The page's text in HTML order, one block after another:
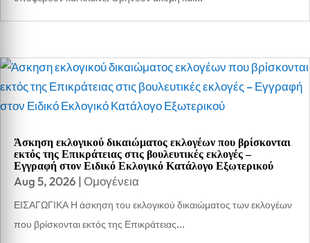
Άσκηση εκλογικού δικαιώματος εκλογέων που βρίσκονται
εκτός της Επικράτειας στις βουλευτικές εκλογές –
Εγγραφή στον Ειδικό Εκλογικό Κατάλογο Εξωτερικού
Aug 5, 2026 |Ομογένεια
ΕΙΣΑΓΩΓΙΚΑ Η άσκηση του εκλογικού δικαιώματος των εκλογέων
που βρίσκονται εκτός της Επικράτειας...